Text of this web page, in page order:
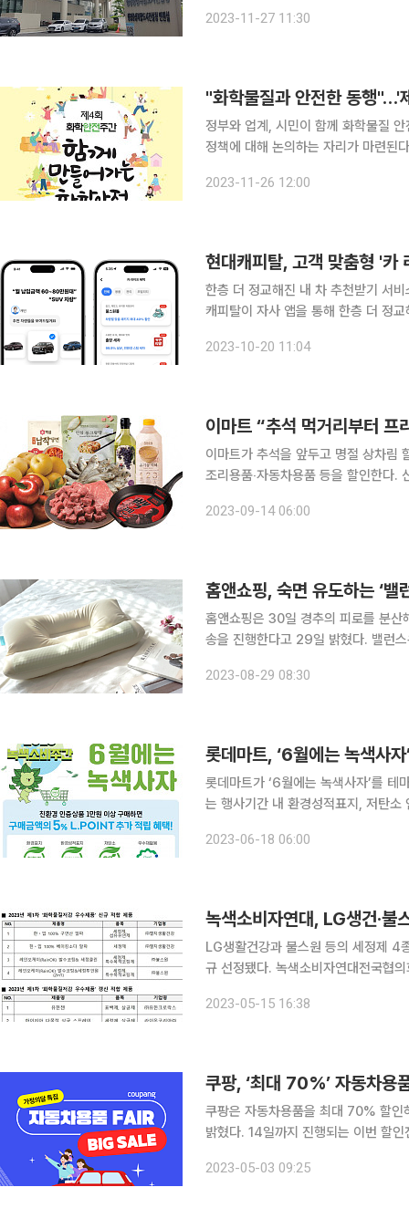
제품 안전관리 자발적 협약’의 성과
2023-11-27 11:30
"화학물질과 안전한 동행"…'
정부와 업계, 시민이 함께 화학물질
정책에 대해 논의하는 자리가 마련된다. 환경부는 27~28일 서울 용산구 서울드래곤시티에서
밝혔다. 이번 행사는 국민의 안전
2023-11-26 12:00
현대캐피탈, 고객 맞춤형 '카
한층 더 정교해진 내 차 추천받기 서비
캐피탈이 자사 앱을 통해 한층 더 정
데이터 사업 본 허가를 취득한 후, 지
2023-10-20 11:04
이마트 “추석 먹거리부터 프
이마트가 추석을 앞두고 명절 상차림
조리용품‧자동차용품 등을 할인한다.
각 1만2720원에 판매한다. 샤인머스
2023-09-14 06:00
홈앤쇼핑, 숙면 유도하는 ‘밸
홈앤쇼핑은 30일 경추의 피로를 분산
송을 진행한다고 29일 밝혔다. 밸런스온 베개는 국내 유명 자동차용품 브랜드로 알려진 불스원에서
제품이다. 어떤 인테리어에도 잘
2023-08-29 08:30
롯데마트, ‘6월에는 녹색사
롯데마트가 ‘6월에는 녹색사자’를 테마
는 행사기간 내 환경성적표지, 저탄
방세제 레몬향(750mL)’, ‘크린랩 친
2023-06-18 06:00
LG생활건강과 불스원 등의 세정제 4
규 선정됐다. 녹색소비자연대전국협의회는 2023년도‘화학물질저감 우수제품(이하 화우품)’ 심사
활화학제품 내 안전한 원료를 사용하
2023-05-15 16:38
쿠팡, ‘최대 70%’ 자동차용
쿠팡은 자동차용품을 최대 70% 할인
밝혔다. 14일까지 진행되는 이번 할인전은 불스원, 소낙스, 더클래스, 지오바니, 대한, 지엠지모터
몬스터 엔진 부스트팩 △아이엠듀 햇
2023-05-03 09:25